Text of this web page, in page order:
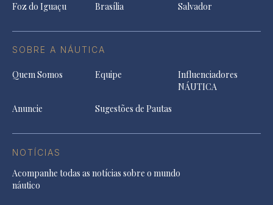
Foz do Iguaçu
Brasília Salvador
SOBRE A NÁUTICA
Quem Somos Equipe
Influenciadores
NÁUTICA
Anuncie
Sugestões de Pautas
NOTÍCIAS
Acompanhe todas as notícias sobre o mundo
náutico